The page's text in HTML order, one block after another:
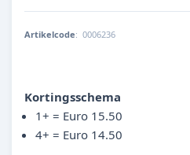
Artikelcode: 0006236
Kortingsschema
1+ = Euro 15.50
4+ = Euro 14.50